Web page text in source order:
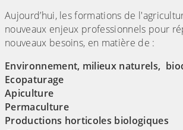
Aujourd’hui, les formations de
nouveaux enjeux professionnels pour
nouveaux besoins, en matière de :
Environnement, milieux naturels,
Ecopaturage
Apiculture
Permaculture
Productions horticoles biologiques